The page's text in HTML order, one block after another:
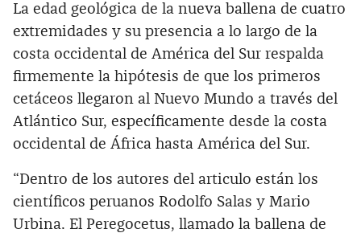
La edad geológica de la nueva ballena de cuatro
extremidades y su presencia a lo largo de la
costa occidental de América del Sur respalda
firmemente la hipótesis de que los primeros
cetáceos llegaron al Nuevo Mundo a través del
Atlántico Sur, específicamente desde la costa
occidental de África hasta América del Sur.
“Dentro de los autores del articulo están los
científicos peruanos Rodolfo Salas y Mario
Urbina. El Peregocetus, llamado la ballena de